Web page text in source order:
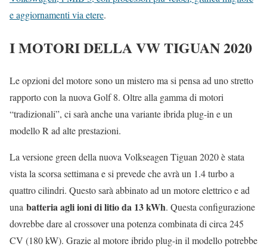
e aggiornamenti via etere.
I MOTORI DELLA VW TIGUAN 2020
Le opzioni del motore sono un mistero ma si pensa ad uno stretto
rapporto con la nuova Golf 8. Oltre alla gamma di motori
“tradizionali”, ci sarà anche una variante ibrida plug-in e un
modello R ad alte prestazioni.
La versione green della nuova Volkseagen Tiguan 2020 è stata
vista la scorsa settimana e si prevede che avrà un 1.4 turbo a
quattro cilindri. Questo sarà abbinato ad un motore elettrico e ad
una batteria agli ioni di litio da 13 kWh. Questa configurazione
dovrebbe dare al crossover una potenza combinata di circa 245
CV (180 kW). Grazie al motore ibrido plug-in il modello potrebbe